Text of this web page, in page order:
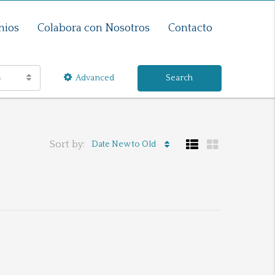
Colabora con Nosotros Contacto
Advanced Search
Sort by: Date New to Old